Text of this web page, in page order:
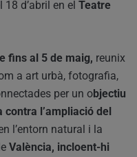
18 d’abril en el Teatre
fins al 5 de maig, reunix
a art urbà, fotografia,
per un objectiu
l’ampliació del
l’entorn natural i la
València, incloent-hi